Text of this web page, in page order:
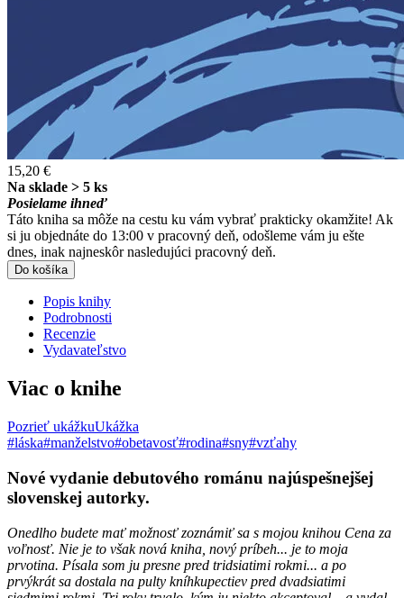
15,20 €
Na sklade > 5 ks
Posielame ihneď
Táto kniha sa môže na cestu ku vám vybrať prakticky okamžite! Ak
si ju objednáte do 13:00 v pracovný deň, odošleme vám ju ešte
dnes, inak najneskôr nasledujúci pracovný deň.
Do košíka
Popis knihy
Podrobnosti
Recenzie
Vydavateľstvo
Viac o knihe
Pozrieť ukážkuUkážka
#láska#manželstvo#obetavosť#rodina#sny#vzťahy
Nové vydanie debutového románu najúspešnejšej
slovenskej autorky.
Onedlho budete mať možnosť zoznámiť sa s mojou knihou Cena za
voľnosť. Nie je to však nová kniha, nový príbeh... je to moja
prvotina. Písala som ju presne pred tridsiatimi rokmi... a po
prvýkrát sa dostala na pulty kníhkupectiev pred dvadsiatimi